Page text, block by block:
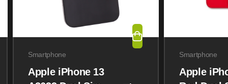
Smartphone
Apple iPhone 13
Smartphone
Apple